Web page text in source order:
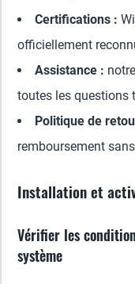
Certifications :
officiellement
Assistance :
toutes les questions
Politique de
remboursement
Installation et
Vérifier les
système